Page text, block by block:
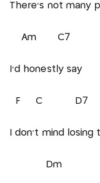
There's not many
Am C7
I'd honestly say
F C D7
I don't mind losing
Dm